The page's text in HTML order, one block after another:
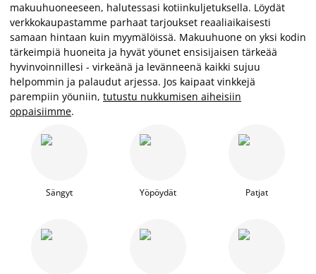
makuuhuoneeseen, halutessasi kotiinkuljetuksella. Löydät
verkkokaupastamme parhaat tarjoukset reaaliaikaisesti
samaan hintaan kuin myymälöissä. Makuuhuone on yksi kodin
tärkeimpiä huoneita ja hyvät yöunet ensisijaisen tärkeää
hyvinvoinnillesi - virkeänä ja levänneenä kaikki sujuu
helpommin ja palaudut arjessa. Jos kaipaat vinkkejä
parempiin yöuniin, tutustu nukkumisen aiheisiin
oppaisiimme.
Sängyt Yöpöydät Patjat